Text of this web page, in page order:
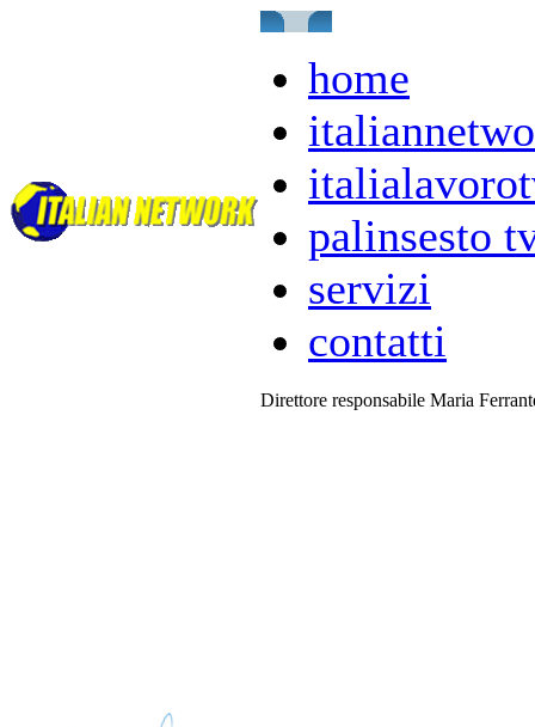
home
palinsesto
servizi
contatti
Direttore responsabile Maria